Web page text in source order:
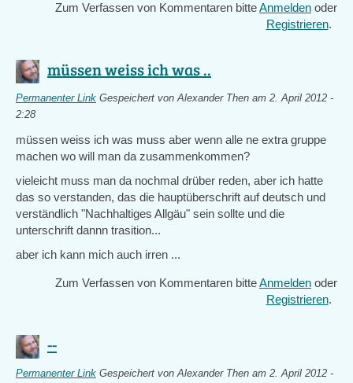
Zum Verfassen von Kommentaren bitteAnmelden oder
Registrieren.
müssen weiss ich was ..
Permanenter Link Gespeichert vonAlexander Then am 2. April 2012 -
2:28
müssen weiss ich was muss aber wenn alle ne extra gruppe
machen wo will man da zusammenkommen?
vieleicht muss man da nochmal drüber reden, aber ich hatte
das so verstanden, das die hauptüberschrift auf deutsch und
verständlich "Nachhaltiges Allgäu" sein sollte und die
unterschrift dannn trasition...
aber ich kann mich auch irren ...
Zum Verfassen von Kommentaren bitteAnmelden oder
Registrieren.
--
Permanenter Link Gespeichert vonAlexander Then am 2. April 2012 -